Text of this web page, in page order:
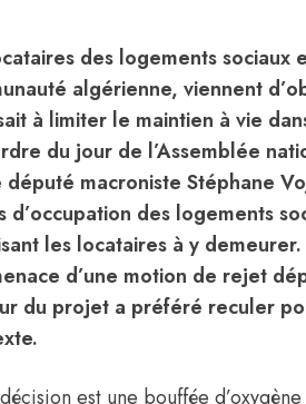
des logements
algérienne, viennent
à limiter le maintien à vie
du jour de l’Assemblée
député macroniste Stéphane
d’occupation des logements
les locataires à y
d’une motion de rejet
du projet a préféré reculer
est une bouffée